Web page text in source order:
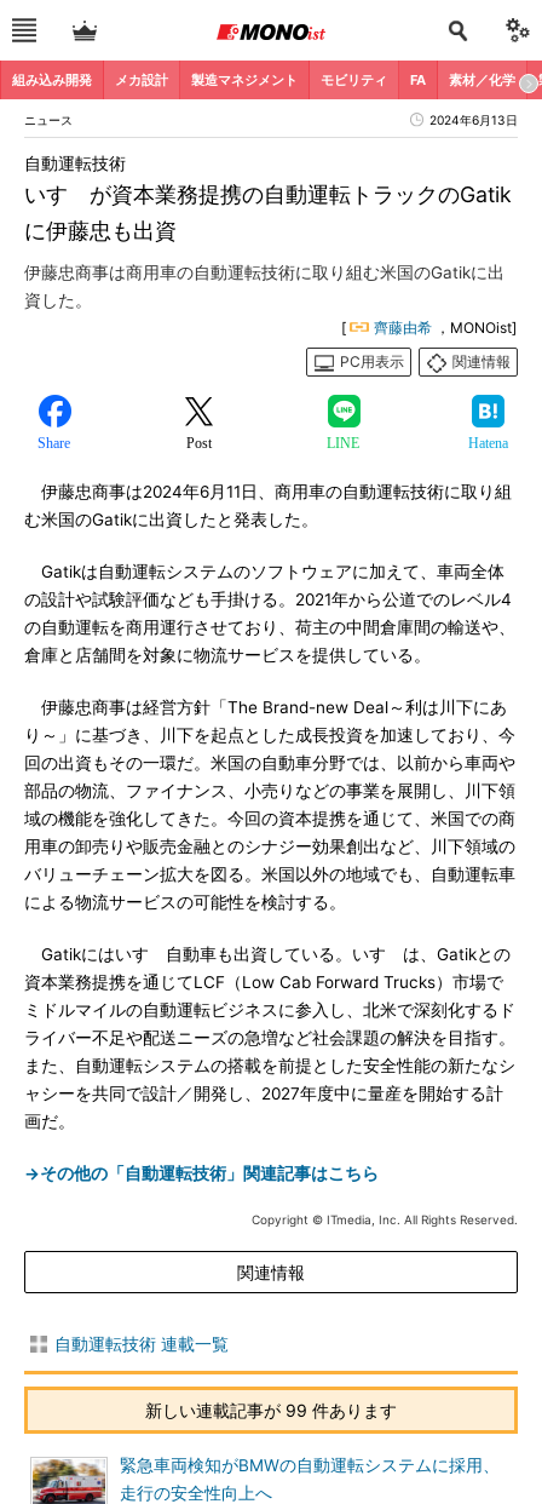
組み込み開発 メカ設計 製造マネジメント モビリティ FA 素材／化学
ニュース 2024年6月13日
いすゞが資本業務提携の自動運転トラックのGatik
に伊藤忠も出資
自動運転技術
伊藤忠商事は商用車の自動運転技術に取り組む米国のGatikに出
資した。
[ 齊藤由希 ，MONOist]
PC用表示
関連情報
Share Post LINE Hatena
伊藤忠商事は2024年6月11日、商用車の自動運転技術に取り組
む米国のGatikに出資したと発表した。
Gatikは自動運転システムのソフトウェアに加えて、車両全体
の設計や試験評価なども手掛ける。2021年から公道でのレベル4
の自動運転を商用運行させており、荷主の中間倉庫間の輸送や、
倉庫と店舗間を対象に物流サービスを提供している。
伊藤忠商事は経営方針「The Brand-new Deal～利は川下にあ
り～」に基づき、川下を起点とした成長投資を加速しており、今
回の出資もその一環だ。米国の自動車分野では、以前から車両や
部品の物流、ファイナンス、小売りなどの事業を展開し、川下領
域の機能を強化してきた。今回の資本提携を通じて、米国での商
用車の卸売りや販売金融とのシナジー効果創出など、川下領域の
バリューチェーン拡大を図る。米国以外の地域でも、自動運転車
による物流サービスの可能性を検討する。
Gatikにはいすゞ自動車も出資している。いすゞは、Gatikとの
資本業務提携を通じてLCF（Low Cab Forward Trucks）市場で
ミドルマイルの自動運転ビジネスに参入し、北米で深刻化するド
ライバー不足や配送ニーズの急増など社会課題の解決を目指す。
また、自動運転システムの搭載を前提とした安全性能の新たなシ
ャシーを共同で設計／開発し、2027年度中に量産を開始する計
画だ。
→その他の「自動運転技術」関連記事はこちら
Copyright © ITmedia, Inc. All Rights Reserved.
関連情報
自動運転技術 連載一覧
新しい連載記事が 99 件あります
緊急車両検知がBMWの自動運転システムに採用、
走行の安全性向上へ